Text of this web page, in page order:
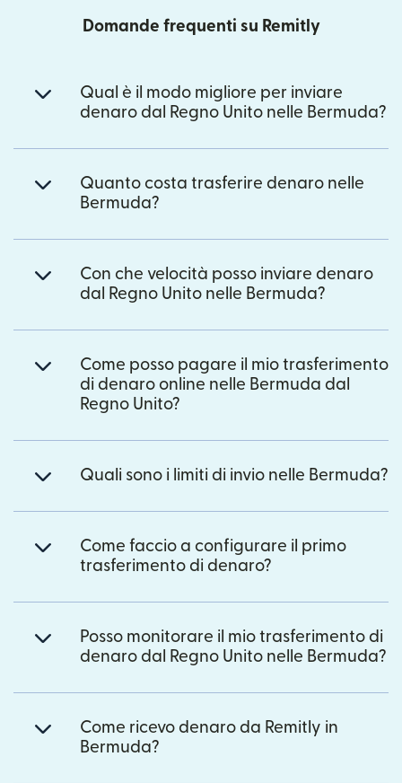
Domande frequenti su Remitly
Qual è il modo migliore per inviare
denaro dal Regno Unito nelle Bermuda?
Quanto costa trasferire denaro nelle
Bermuda?
Con che velocità posso inviare denaro
dal Regno Unito nelle Bermuda?
Come posso pagare il mio trasferimento
di denaro online nelle Bermuda dal
Regno Unito?
Quali sono i limiti di invio nelle Bermuda?
Come faccio a configurare il primo
trasferimento di denaro?
Posso monitorare il mio trasferimento di
denaro dal Regno Unito nelle Bermuda?
Come ricevo denaro da Remitly in
Bermuda?